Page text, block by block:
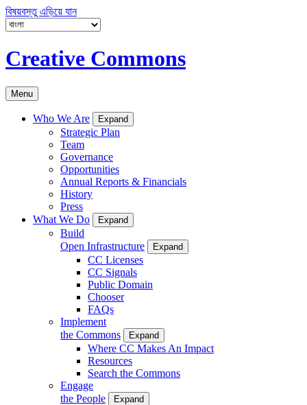
বিষয়বস্তু এড়িয়ে যান
Creative Commons
Menu
Who We Are Expand
Strategic Plan
Team
Governance
Opportunities
Annual Reports & Financials
History
Press
What We Do
Expand
Build
Open Infrastructure
Expand
CC Licenses
CC Signals
Public Domain
Chooser
FAQs
Implement
the Commons
Expand
Where CC Makes An Impact
Resources
Search the Commons
Engage
the People
Expand